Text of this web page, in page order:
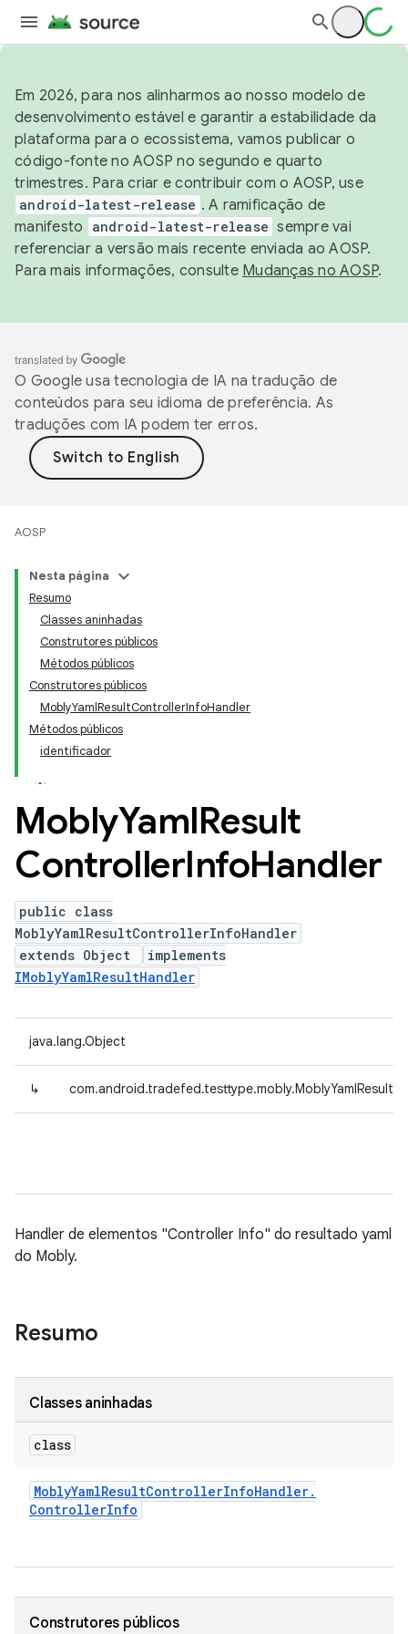
Em 2026, para nos alinharmos ao nosso modelo de
desenvolvimento estável e garantir a estabilidade da
plataforma para o ecossistema, vamos publicar o
código-fonte no AOSP no segundo e quarto
trimestres. Para criar e contribuir com o AOSP, use
android-latest-release . A ramificação de
manifesto
android-latest-release sempre vai
referenciar a versão mais recente enviada ao AOSP.
Para mais informações, consulte Mudanças no AOSP.
O Google usa tecnologia de IA na tradução de
conteúdos para seu idioma de preferência. As
traduções com IA podem ter erros.
AOSP
Nesta página
Resumo
Classes aninhadas
Construtores públicos
Métodos públicos
Construtores públicos
MoblyYamlResultControllerInfoHandler
Métodos públicos
identificador
MoblyYamlResult
ControllerInfoHandler
public class
MoblyYamlResultControllerInfoHandler
extends Object
implements
IMoblyYamlResultHandler
java.lang.Object
↳
Handler de elementos "Controller Info" do resultado yaml
do Mobly.
Resumo
Classes aninhadas
class
MoblyYamlResultControllerInfoHandler.
ControllerInfo
Construtores públicos